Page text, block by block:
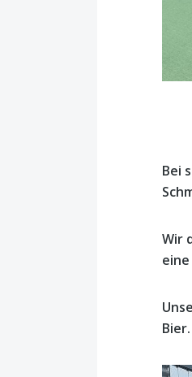
Bei
Wir
Bier.